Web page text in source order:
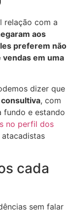
relação com a
aos
preferem não
em uma
dizer que
, com
fundo e estando
no perfil dos
cada
sem falar